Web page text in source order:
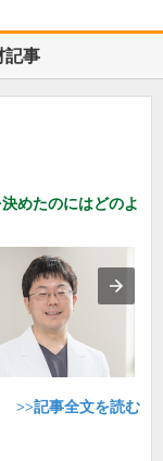
記事
めたのにはどのよ
>>記事全文を読む